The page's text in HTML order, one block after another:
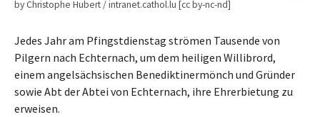
by Christophe Hubert / intranet.cathol.lu [cc by-nc-nd]
Jedes Jahr am Pfingstdienstag strömen Tausende von
Pilgern nach Echternach, um dem heiligen Willibrord,
einem angelsächsischen Benediktinermönch und Gründer
sowie Abt der Abtei von Echternach, ihre Ehrerbietung zu
erweisen.